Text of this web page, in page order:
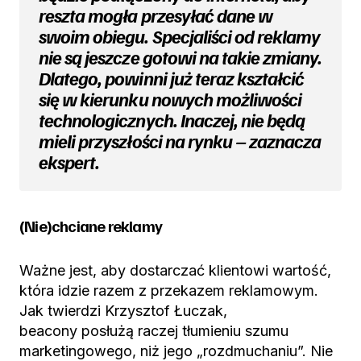
reszta mogła przesyłać dane w
swoim obiegu. Specjaliści od reklamy
nie są jeszcze gotowi na takie zmiany.
Dlatego, powinni już teraz kształcić
się w kierunku nowych możliwości
technologicznych. Inaczej, nie będą
mieli przyszłości na rynku – zaznacza
ekspert.
(Nie)chciane reklamy
Ważne jest, aby dostarczać klientowi wartość,
która idzie razem z przekazem reklamowym.
Jak twierdzi Krzysztof Łuczak,
beacony posłużą raczej tłumieniu szumu
marketingowego, niż jego „rozdmuchaniu”. Nie